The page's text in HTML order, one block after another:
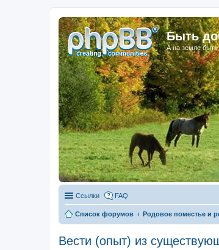
Быть
А на земле быть
Ссылки FAQ
Список форумов Родовое поместье и
Вести (опыт) из